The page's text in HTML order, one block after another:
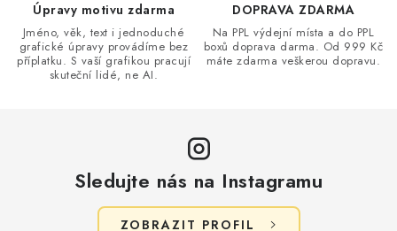
y
Úpravy motivu zdarma
Jméno, věk, text i jednoduché
grafické úpravy provádíme bez
příplatku. S vaší grafikou pracují
skuteční lidé, ne AI.
DOPRAVA ZDARMA
Na PPL výdejní místa a do PPL
boxů doprava darma. Od 999 Kč
máte zdarma veškerou dopravu.
Sledujte nás na Instagramu
ZOBRAZIT PROFIL